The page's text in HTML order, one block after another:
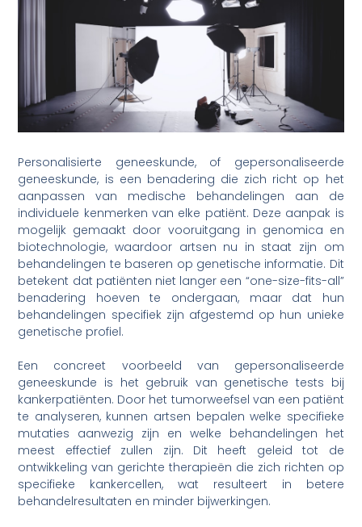
Personalisierte geneeskunde, of gepersonaliseerde
geneeskunde, is een benadering die zich richt op het
aanpassen van medische behandelingen aan de
individuele kenmerken van elke patiënt. Deze aanpak is
mogelijk gemaakt door vooruitgang in genomica en
biotechnologie, waardoor artsen nu in staat zijn om
behandelingen te baseren op genetische informatie. Dit
betekent dat patiënten niet langer een “one-size-fits-all”
benadering hoeven te ondergaan, maar dat hun
behandelingen specifiek zijn afgestemd op hun unieke
genetische profiel.
Een concreet voorbeeld van gepersonaliseerde
geneeskunde is het gebruik van genetische tests bij
kankerpatiënten. Door het tumorweefsel van een patiënt
te analyseren, kunnen artsen bepalen welke specifieke
mutaties aanwezig zijn en welke behandelingen het
meest effectief zullen zijn. Dit heeft geleid tot de
ontwikkeling van gerichte therapieën die zich richten op
specifieke kankercellen, wat resulteert in betere
behandelresultaten en minder bijwerkingen.